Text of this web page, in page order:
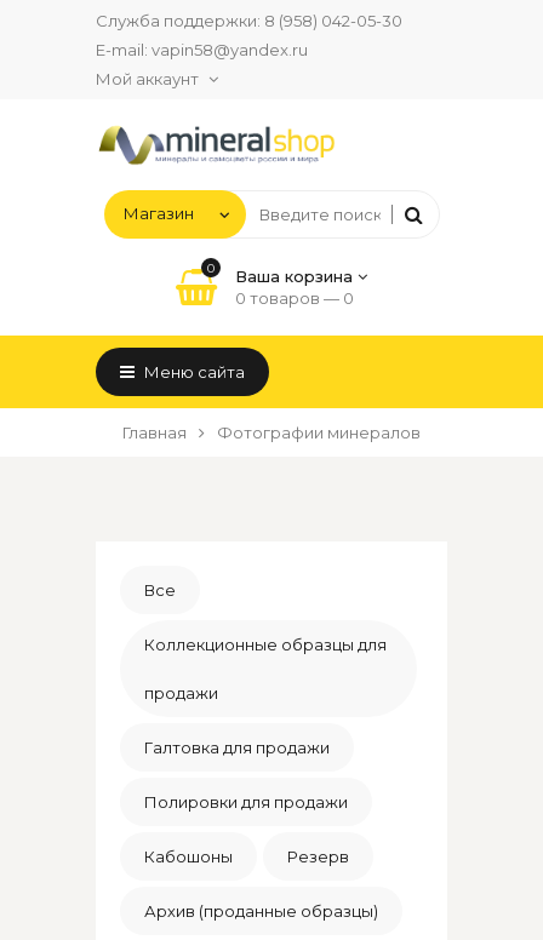
Служба поддержки: 8 (958) 042-05-30
E-mail: vapin58@yandex.ru
Мой аккаунт
0
Ваша корзина
0 товаров — 0
Меню сайта
Главная Фотографии минералов
Все
Коллекционные образцы для
продажи
Галтовка для продажи
Полировки для продажи
Кабошоны Резерв
Архив (проданные образцы)